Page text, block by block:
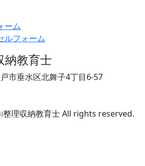
ーム
ルフォーム
納教育士
市垂水区北舞子4丁目6-57
理収納教育士 All rights reserved.